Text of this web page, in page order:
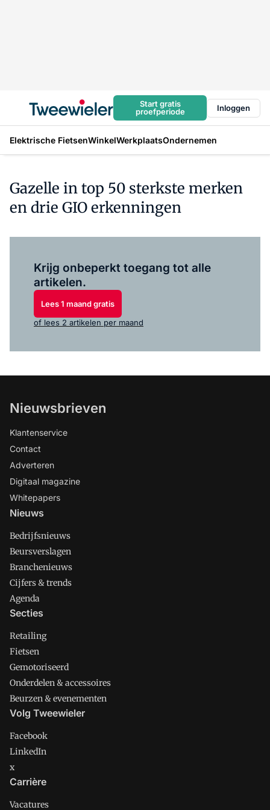
Start gratis
proefperiode
Inloggen
Elektrische FietsenWinkelWerkplaatsOndernemen
Gazelle in top 50 sterkste merken
en drie GIO erkenningen
Krijg onbeperkt toegang tot alle
artikelen.
Lees 1 maand gratis
of lees 2 artikelen per maand
Nieuwsbrieven
Klantenservice
Contact
Adverteren
Digitaal magazine
Whitepapers
Nieuws
Bedrijfsnieuws
Beursverslagen
Branchenieuws
Cijfers & trends
Agenda
Secties
Retailing
Fietsen
Gemotoriseerd
Onderdelen & accessoires
Beurzen & evenementen
Volg Tweewieler
Facebook
LinkedIn
x
Carrière
Vacatures